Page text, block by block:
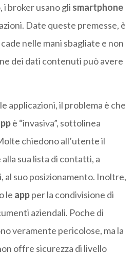
i broker usano gli smartphone
Date queste premesse, è
nelle mani sbagliate e non
dei dati contenuti può avere
applicazioni, il problema è che
è “invasiva”, sottolinea
chiedono all’utente il
sua lista di contatti, a
al suo posizionamento. Inoltre,
le appper la condivisione di
aziendali. Poche di
veramente pericolose, ma la
offre sicurezza di livello